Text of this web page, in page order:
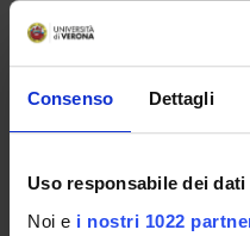
Consenso Dettagli
Uso responsabile dei dati
Noi e i nostri 1022
endoscopes,
vascular catheters has
incoherent, ATLAS will
identifying and exploiting
techniques tailored to each
consortium consists of
field of surgery automation